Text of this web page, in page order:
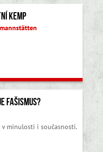
kemp
fašismus?
v minulosti i současnosti.